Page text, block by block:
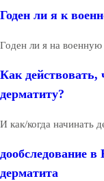
Годен ли я к
Годен ли я на военную
Как
дерматиту?
И как/когда начинать
дообследование
дерматита